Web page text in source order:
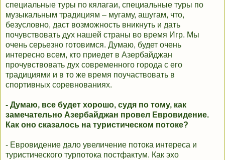
специальные туры по кялагаи, специальные туры по
музыкальным традициям – мугаму, ашугам, что,
безусловно, даст возможность вникнуть и дать
почувствовать дух нашей страны во время Игр. Мы
очень серьезно готовимся. Думаю, будет очень
интересно всем, кто приедет в Азербайджан
прочувствовать дух современного города с его
традициями и в то же время поучаствовать в
спортивных соревнованиях.
- Думаю, все будет хорошо, судя по тому, как
замечательно Азербайджан провел Евровидение.
Как оно сказалось на туристическом потоке?
- Евровидение дало увеличение потока интереса и
туристического турпотока постфактум. Как эхо